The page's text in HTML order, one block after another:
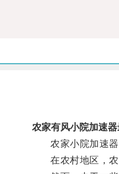
农家有风小院加速器
农家小院加速器
在农村地区，农